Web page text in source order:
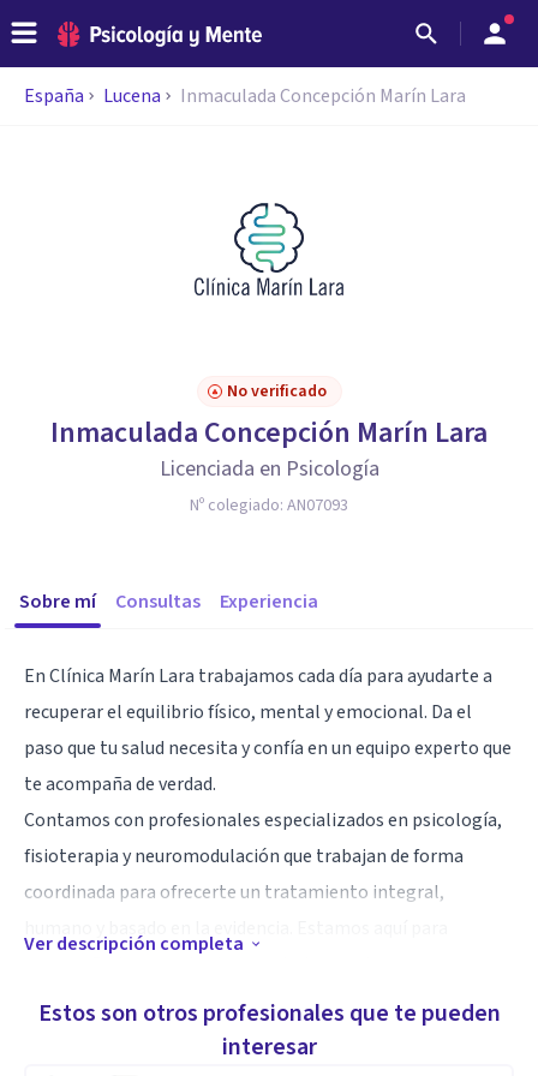
España Lucena Inmaculada Concepción Marín Lara
No verificado
Inmaculada Concepción Marín Lara
Licenciada en Psicología
Nº colegiado: AN07093
Sobre mí Consultas Experiencia
En Clínica Marín Lara trabajamos cada día para ayudarte a
recuperar el equilibrio físico, mental y emocional. Da el
paso que tu salud necesita y confía en un equipo experto que
te acompaña de verdad.
Contamos con profesionales especializados en psicología,
fisioterapia y neuromodulación que trabajan de forma
coordinada para ofrecerte un tratamiento integral,
Especialidad
Ver descripción completa
Estos son otros profesionales que te pueden
interesar